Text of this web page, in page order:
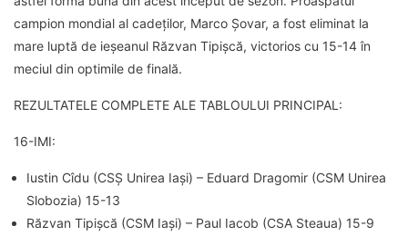
campion mondial al cadeților, Marco Șovar, a fost eliminat la
mare luptă de ieșeanul Răzvan Tipișcă, victorios cu 15-14 în
meciul din optimile de finală.
REZULTATELE COMPLETE ALE TABLOULUI PRINCIPAL:
16-IMI:
Iustin Cîdu (CSȘ Unirea Iași) – Eduard Dragomir (CSM Unirea
Slobozia) 15-13
Răzvan Tipișcă (CSM Iași) – Paul Iacob (CSA Steaua) 15-9